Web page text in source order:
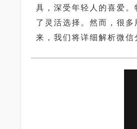
具，深受年轻人的喜爱
了灵活选择。然而，很
来，我们将详细解析微